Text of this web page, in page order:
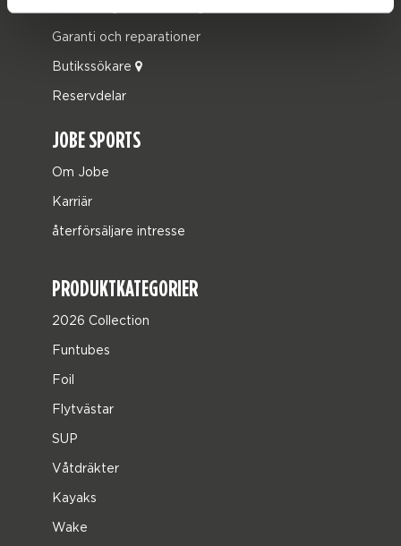
Garanti och reparationer
Butikssökare
Reservdelar
JOBE SPORTS
Om Jobe
Karriär
återförsäljare intresse
PRODUKTKATEGORIER
2026 Collection
Funtubes
Foil
Flytvästar
SUP
Våtdräkter
Kayaks
Wake